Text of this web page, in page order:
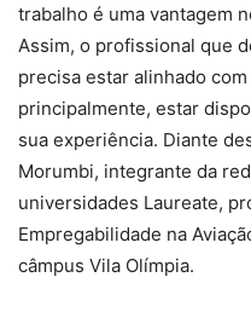
trabalho é uma vantagem
Assim, o profissional que
precisa estar alinhado
principalmente, estar
sua experiência. Diante
Morumbi, integrante da
universidades Laureate,
Empregabilidade na
câmpus Vila Olímpia.